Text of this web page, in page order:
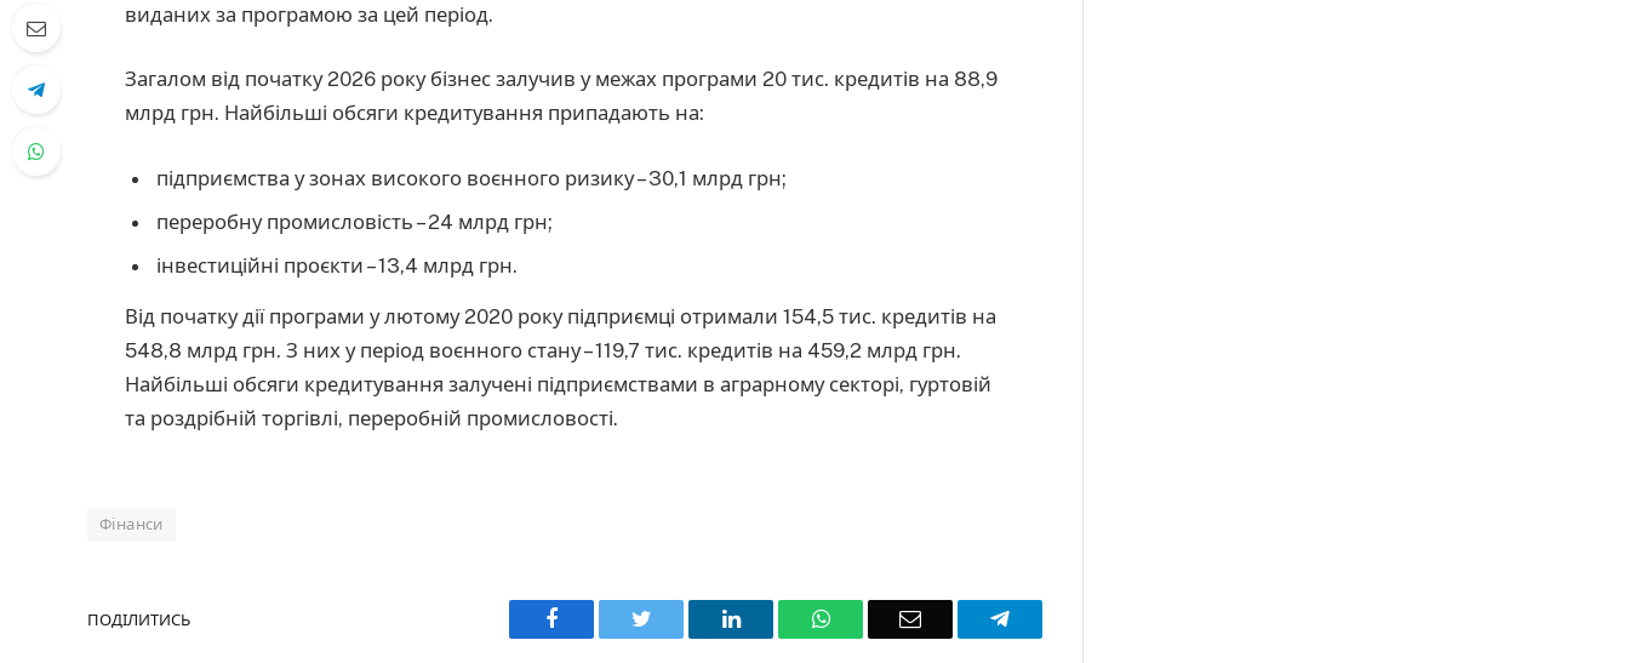
виданих за програмою за цей період.
Загалом від початку 2026 року бізнес залучив у межах програми 20 тис. кредитів на 88,9
млрд грн. Найбільші обсяги кредитування припадають на:
підприємства у зонах високого воєнного ризику – 30,1 млрд грн;
переробну промисловість – 24 млрд грн;
інвестиційні проєкти – 13,4 млрд грн.
Від початку дії програми у лютому 2020 року підприємці отримали 154,5 тис. кредитів на
548,8 млрд грн. З них у період воєнного стану – 119,7 тис. кредитів на 459,2 млрд грн.
Найбільші обсяги кредитування залучені підприємствами в аграрному секторі, гуртовій
та роздрібній торгівлі, переробній промисловості.
Фінанси
ПОДІЛИТИСЬ Facebook Twitter LinkedIn WhatsAppEmail Telegram